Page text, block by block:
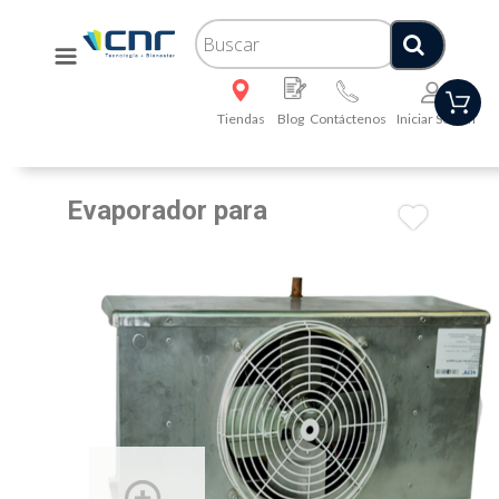
Tiendas Blog Contáctenos Iniciar Sesión
Evaporador para